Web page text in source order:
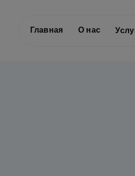
Главная О нас